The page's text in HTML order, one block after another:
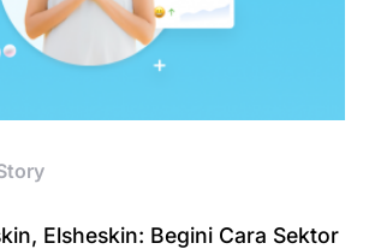
Elsheskin: Begini Cara Sektor